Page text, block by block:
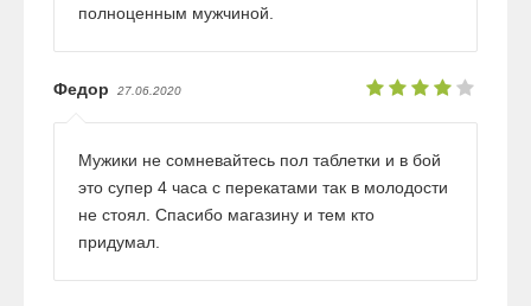
полноценным мужчиной.
Федор 27.06.2020
Мужики не сомневайтесь пол таблетки и в бой
это супер 4 часа с перекатами так в молодости
не стоял. Спасибо магазину и тем кто
придумал.